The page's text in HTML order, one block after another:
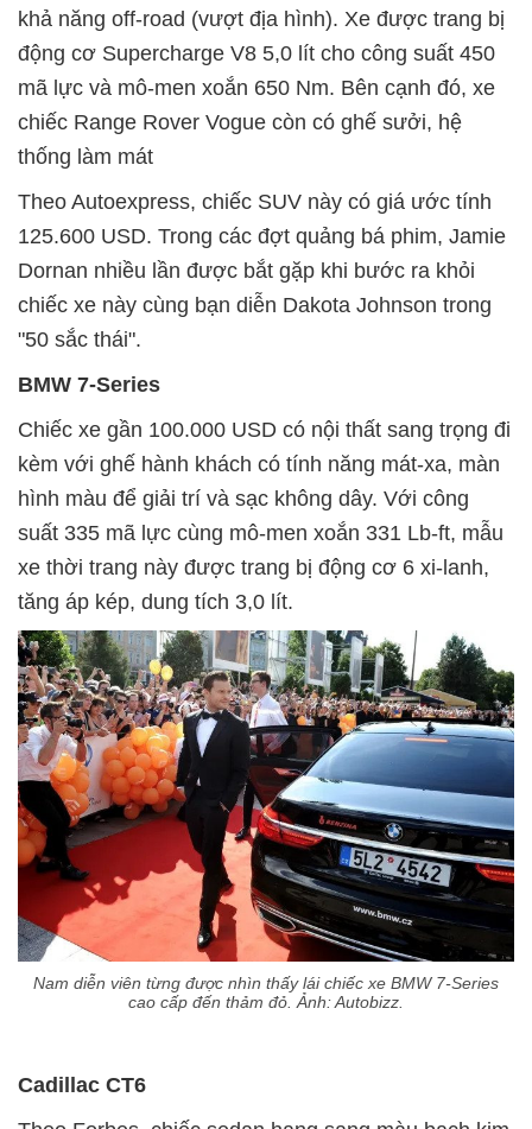
khả năng off-road (vượt địa hình). Xe được trang bị
động cơ Supercharge V8 5,0 lít cho công suất 450
mã lực và mô-men xoắn 650 Nm. Bên cạnh đó, xe
chiếc Range Rover Vogue còn có ghế sưởi, hệ
thống làm mát
Theo Autoexpress, chiếc SUV này có giá ước tính
125.600 USD. Trong các đợt quảng bá phim, Jamie
Dornan nhiều lần được bắt gặp khi bước ra khỏi
chiếc xe này cùng bạn diễn Dakota Johnson trong
"50 sắc thái".
BMW 7-Series
Chiếc xe gần 100.000 USD có nội thất sang trọng đi
kèm với ghế hành khách có tính năng mát-xa, màn
hình màu để giải trí và sạc không dây. Với công
suất 335 mã lực cùng mô-men xoắn 331 Lb-ft, mẫu
xe thời trang này được trang bị động cơ 6 xi-lanh,
tăng áp kép, dung tích 3,0 lít.
Nam diễn viên từng được nhìn thấy lái chiếc xe BMW 7-Series
cao cấp đến thảm đỏ. Ảnh: Autobizz.
Cadillac CT6